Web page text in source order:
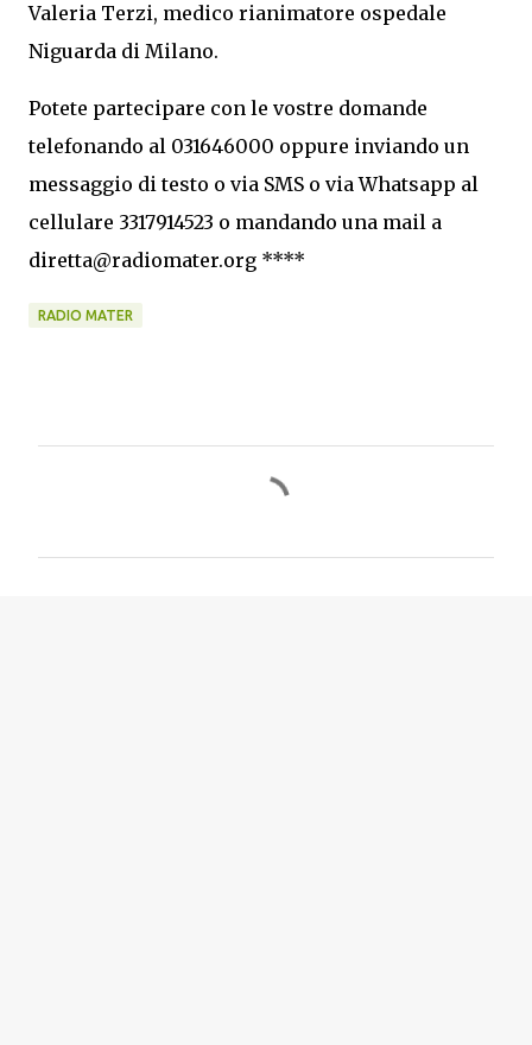
Valeria Terzi, medico rianimatore ospedale
Niguarda di Milano.
Potete partecipare con le vostre domande
telefonando al 031646000 oppure inviando un
messaggio di testo o via SMS o via Whatsapp al
cellulare 3317914523 o mandando una mail a
diretta@radiomater.org ****
RADIO MATER